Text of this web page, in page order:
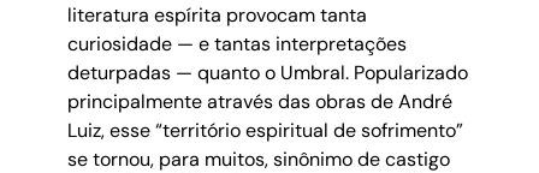
literatura espírita provocam tanta
curiosidade — e tantas interpretações
deturpadas — quanto o Umbral. Popularizado
principalmente através das obras de André
Luiz, esse “território espiritual de sofrimento”
se tornou, para muitos, sinônimo de castigo